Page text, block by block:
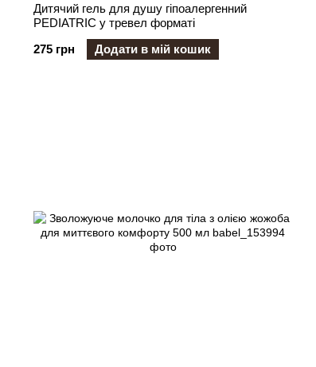
Дитячий гель для душу гіпоалергенний
PEDIATRIC у тревел форматі
275 грн
Додати в мій кошик